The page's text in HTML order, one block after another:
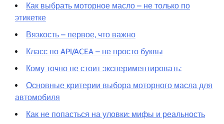
Как выбрать моторное масло – не только по
этикетке
Вязкость – первое, что важно
Класс по API/ACEA – не просто буквы
Кому точно не стоит экспериментировать:
Основные критерии выбора моторного масла для
автомобиля
Как не попасться на уловки: мифы и реальность